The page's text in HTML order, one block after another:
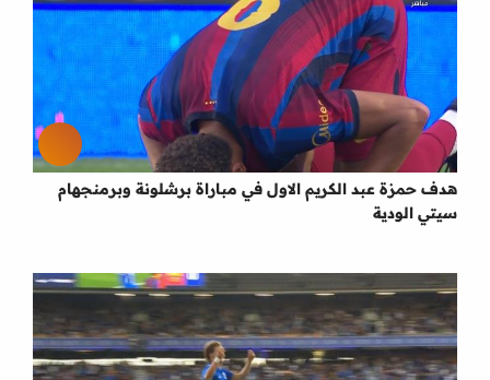
هدف حمزة عبد الكريم الاول في مباراة برشلونة وبرمنجهام
سيتي الودية